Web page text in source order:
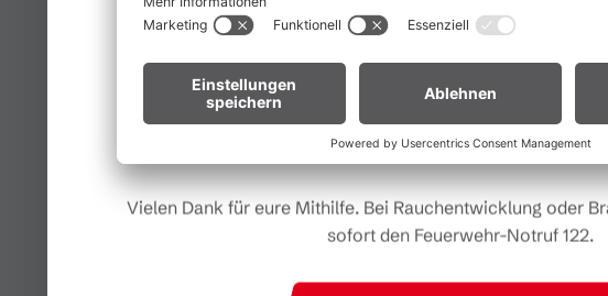
Waldbrandverordnung
. Offenes Feuer, Rauchen und
Waldnähe und in Uferzonen streng
Wir bitten euch um erhöhte Aufmerksamkeit und einen
Umgang mit der Natur.
Hinweis für Biker:innen:Legt euer Bike nach längeren
Gras. Heiße Bremsscheiben können trockenes
Vielen Dank für eure Mithilfe. Bei Rauchentwicklung oder
sofort den Feuerwehr-Notruf 122.